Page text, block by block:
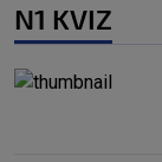
N1 KVIZ